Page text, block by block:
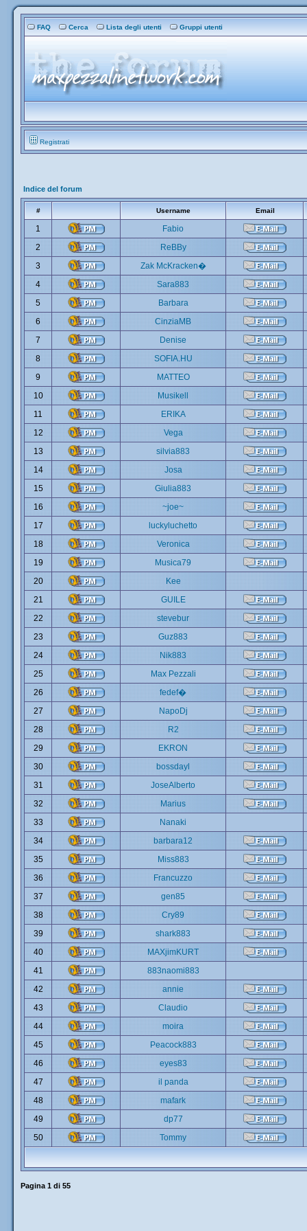
FAQ Cerca Lista degli utenti Gruppi utenti
Registrati
Indice del forum
# Username Email
1
Fabio
2
ReBBy
3
Zak McKracken�
4
Sara883
5
Barbara
6
CinziaMB
7
Denise
8
SOFIA.HU
9
MATTEO
10
Musikell
11
ERIKA
12
Vega
13
silvia883
14
Josa
15
Giulia883
16
~joe~
17
luckyluchetto
18
Veronica
19
Musica79
20
Kee
21
GUILE
22
stevebur
23
Guz883
24
Nik883
25
Max Pezzali
26
fedef�
27
NapoDj
28
R2
29
EKRON
30
bossdayl
31
JoseAlberto
32
Marius
33
Nanaki
34
barbara12
35
Miss883
36
Francuzzo
37
gen85
38
Cry89
39
shark883
40
MAXjimKURT
41
883naomi883
42
annie
43
Claudio
44
moira
45
Peacock883
46
eyes83
47
il panda
48
mafark
49
dp77
50
Tommy
Pagina 1 di 55